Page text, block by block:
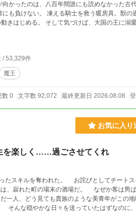
の王に溺愛され、国を助
/ 53,329件
魔王
数 0 文字数 92,072 最終更新日 2026.08.08
お気に入り
を楽しく……過ごさせてくれ
としてチートスキルを授かった
場だ。 なぜか客は男ばかりだが、日雇
人、どう見ても貴族のような美青年がこの地